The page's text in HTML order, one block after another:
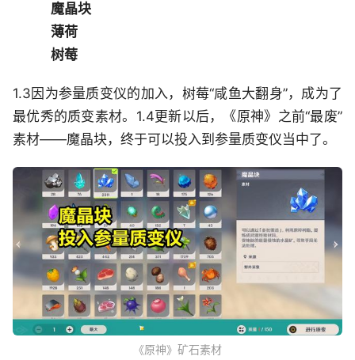
魔晶块
薄荷
树莓
1.3因为参量质变仪的加入，树莓“咸鱼大翻身”，成为了
最优秀的质变素材。1.4更新以后，《原神》之前“最废”
素材——魔晶块，终于可以投入到参量质变仪当中了。
《原神》矿石素材